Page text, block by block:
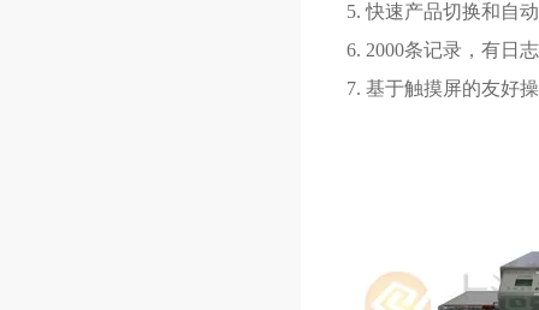
5.快速产品切换和自
6. 2000条记录，有日
7. 基于触摸屏的友好